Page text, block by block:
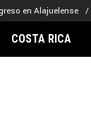
en Alajuelense
COSTA RICA